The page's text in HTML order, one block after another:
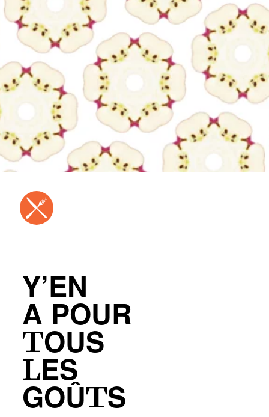
Y’EN
A POUR
TOUS
LES
GOÛTS